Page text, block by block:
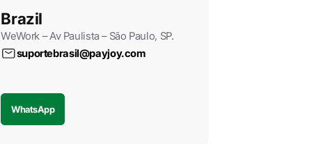
Brazil
WeWork – Av Paulista – São Paulo, SP.
suportebrasil@payjoy.com
WhatsApp